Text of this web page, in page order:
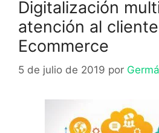
Digitalización
atención al
Ecommerce
5 de julio de 2019 por